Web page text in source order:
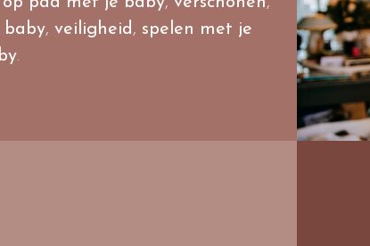
baby, veiligheid , spelen met je
.